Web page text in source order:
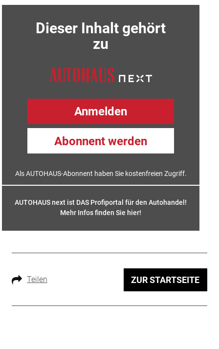
Dieser Inhalt gehört
zu
Anmelden
Abonnent werden
Als AUTOHAUS-Abonnent haben Sie kostenfreien Zugriff.
AUTOHAUS next ist DAS Profiportal für den Autohandel!
Mehr Infos finden Sie hier!
Teilen ZUR STARTSEITE